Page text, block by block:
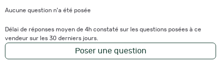
Aucune question n'a été posée
Délai de réponses moyen de 4h constaté sur les questions posées à ce
vendeur sur les 30 derniers jours.
Poser une question